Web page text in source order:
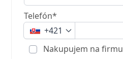
Telefón*
+421
Nakupujem na firmu